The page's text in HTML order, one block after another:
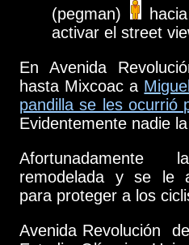
(pegman)
activar el street
En Avenida
hasta Mixcoac a
pandilla se les ocurrió
Evidentemente nadie
remodelada y se le
para proteger a los
Avenida Revolución